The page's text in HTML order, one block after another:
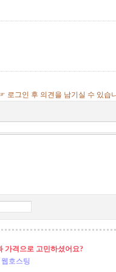
로그인 후 의견을 남기실 수 있습
가격으로 고민하셨어요?
호스팅